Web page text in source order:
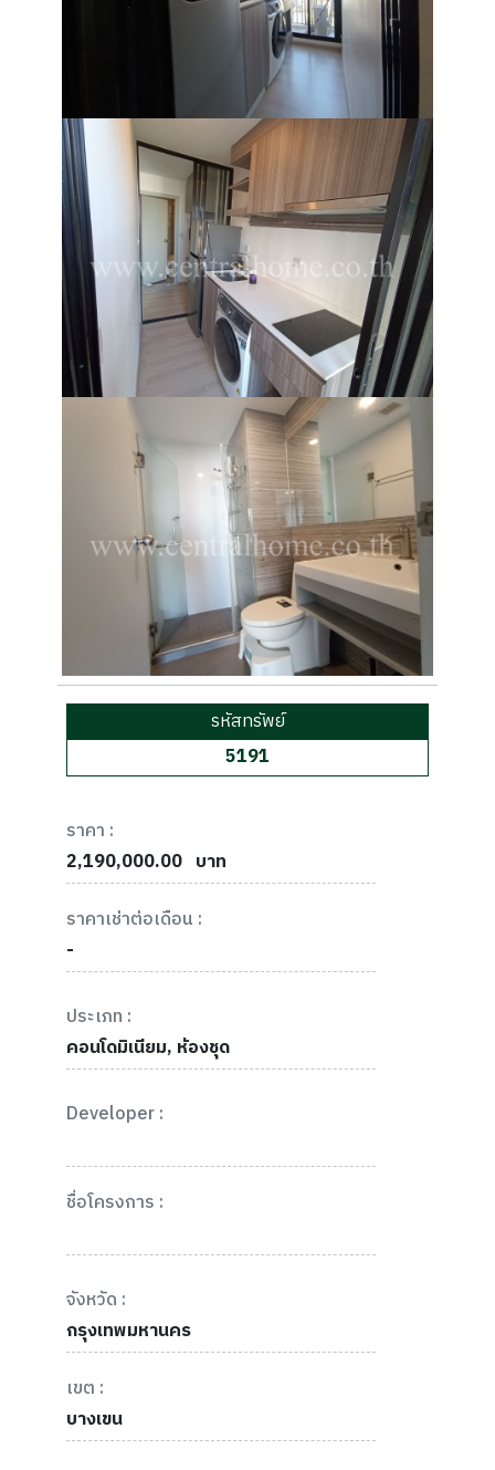
รหัสทรัพย์
5191
ราคา :
2,190,000.00 บาท
ราคาเช่าต่อเดือน :
-
ประเภท :
คอนโดมิเนียม, ห้องชุด
Developer :
ชื่อโครงการ :
จังหวัด :
กรุงเทพมหานคร
เขต :
บางเขน